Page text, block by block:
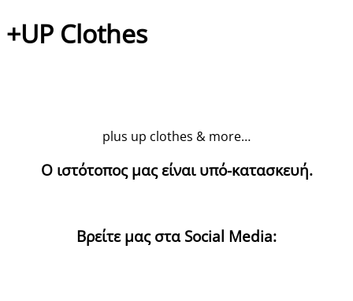
+UP Clothes
plus up clothes & more…
Ο ιστότοπος μας είναι υπό-κατασκευή.
Βρείτε μας στα Social Media: